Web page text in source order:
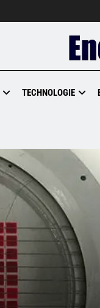
TECHNOLOGIE